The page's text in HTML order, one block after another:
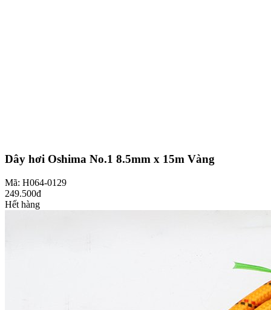
Dây hơi Oshima No.1 8.5mm x 15m Vàng
Mã: H064-0129
249.500đ
Hết hàng